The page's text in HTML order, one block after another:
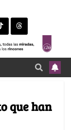
que han